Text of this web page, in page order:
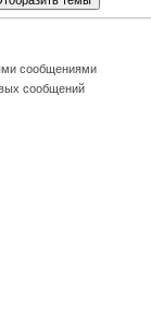
сообщениями
сообщений